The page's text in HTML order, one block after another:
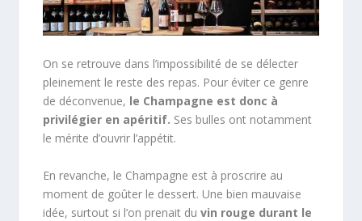
On se retrouve dans l’impossibilité de se délecter
pleinement le reste des repas. Pour éviter ce genre
de déconvenue, le Champagne est donc à
privilégier en apéritif. Ses bulles ont notamment
le mérite d’ouvrir l’appétit.
En revanche, le Champagne est à proscrire au
moment de goûter le dessert. Une bien mauvaise
idée, surtout si l’on prenait duvin rouge durant le